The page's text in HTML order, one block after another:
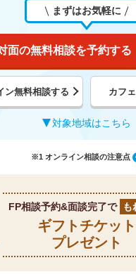
まずはお気軽に
面の無料相談を予約する
ン無料相談する カフ
対象地域はこちら
※1 オンライン相談の注意点
FP相談予約&面談完了で も
ギフトチケット
プレゼント